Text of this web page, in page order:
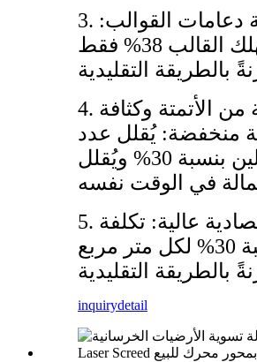
3. تقليل كمية دعامات القوالب:
يُستهلك القالب 38% فقط
4. درجة عالية من الأتمتة وكثافة
منخفضة: يُقلل عدد
المُشغّلين بنسبة 30% ويُقلل
5. فائدة اقتصادية عالية: تكلفة
أقل بنسبة 30% لكل متر مربع
inquirydetail